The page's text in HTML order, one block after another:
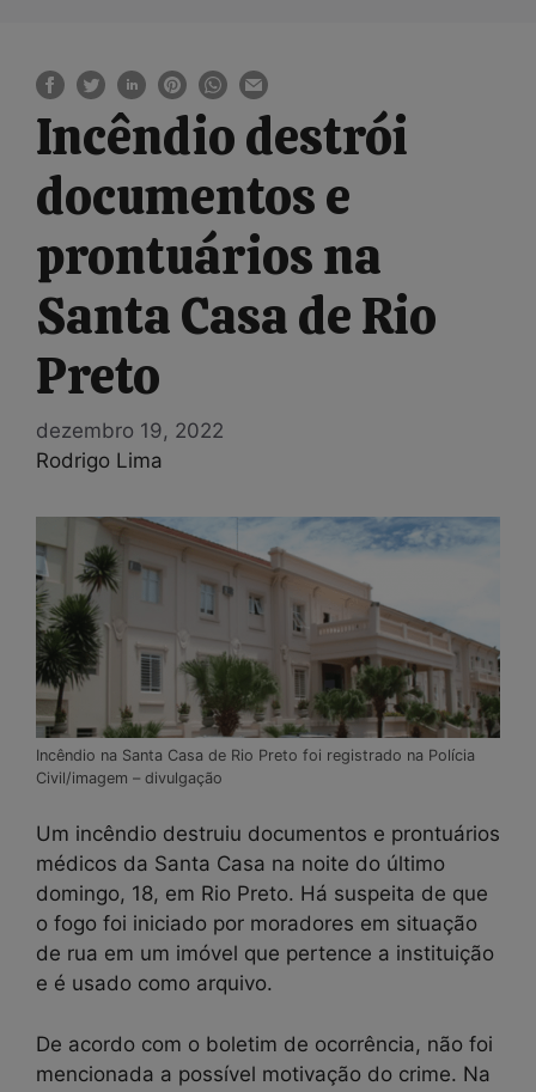
Incêndio destrói
documentos e
prontuários na
Santa Casa de Rio
Preto
dezembro 19, 2022
Rodrigo Lima
Incêndio na Santa Casa de Rio Preto foi registrado na Polícia
Civil/imagem – divulgação
Um incêndio destruiu documentos e prontuários
médicos da Santa Casa na noite do último
domingo, 18, em Rio Preto. Há suspeita de que
o fogo foi iniciado por moradores em situação
de rua em um imóvel que pertence a instituição
e é usado como arquivo.
De acordo com o boletim de ocorrência, não foi
mencionada a possível motivação do crime. Na